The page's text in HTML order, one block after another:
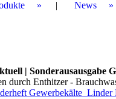
News
| Sonderausausgabe
durch Enthitzer -
Gewerbekälte_Linder